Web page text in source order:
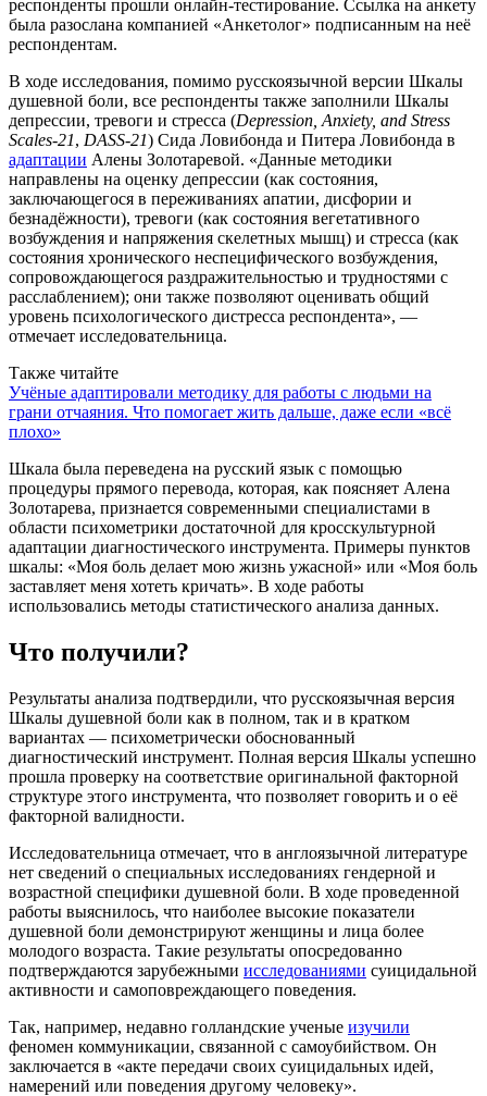
респонденты прошли онлайн-тестирование. Ссылка на анкету
была разослана компанией «Анкетолог» подписанным на неё
респондентам.
В ходе исследования, помимо русскоязычной версии Шкалы
душевной боли, все респонденты также заполнили Шкалы
депрессии, тревоги и стресса (Depression, Anxiety, and Stress
Scales-21, DASS-21) Сида Ловибонда и Питера Ловибонда в
адаптации Алены Золотаревой. «Данные методики
направлены на оценку депрессии (как состояния,
заключающегося в переживаниях апатии, дисфории и
безнадёжности), тревоги (как состояния вегетативного
возбуждения и напряжения скелетных мышц) и стресса (как
состояния хронического неспецифического возбуждения,
сопровождающегося раздражительностью и трудностями с
расслаблением); они также позволяют оценивать общий
уровень психологического дистресса респондента», —
отмечает исследовательница.
Также читайте
Учёные адаптировали методику для работы с людьми на
грани отчаяния. Что помогает жить дальше, даже если «всё
плохо»
Шкала была переведена на русский язык с помощью
процедуры прямого перевода, которая, как поясняет Алена
Золотарева, признается современными специалистами в
области психометрики достаточной для кросскультурной
адаптации диагностического инструмента. Примеры пунктов
шкалы: «Моя боль делает мою жизнь ужасной» или «Моя боль
заставляет меня хотеть кричать». В ходе работы
использовались методы статистического анализа данных.
Что получили?
Результаты анализа подтвердили, что русскоязычная версия
Шкалы душевной боли как в полном, так и в кратком
вариантах — психометрически обоснованный
диагностический инструмент. Полная версия Шкалы успешно
прошла проверку на соответствие оригинальной факторной
структуре этого инструмента, что позволяет говорить и о её
факторной валидности.
Исследовательница отмечает, что в англоязычной литературе
нет сведений о специальных исследованиях гендерной и
возрастной специфики душевной боли. В ходе проведенной
работы выяснилось, что наиболее высокие показатели
душевной боли демонстрируют женщины и лица более
молодого возраста. Такие результаты опосредованно
подтверждаются зарубежными исследованиями суицидальной
активности и самоповреждающего поведения.
Так, например, недавно голландские ученые изучили
феномен коммуникации, связанной с самоубийством. Он
заключается в «акте передачи своих суицидальных идей,
намерений или поведения другому человеку».